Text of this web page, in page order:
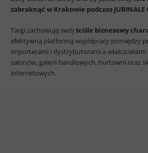
zabraknąć w Krakowie podczas JUBINALE
Targi zachowują swój ściśle biznesowy
efektywną platformą współpracy pomiędzy
importerami i dystrybutorami a
salonów, galerii handlowych, hurtowni oraz
internetowych.